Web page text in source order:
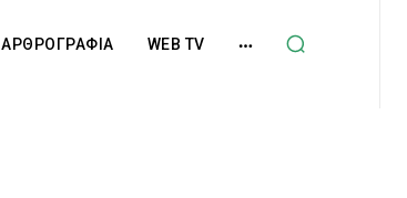
ΑΡΘΡΟΓΡΑΦΙΑ WEB TV